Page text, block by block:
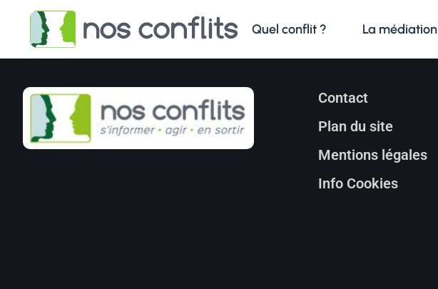
Quel conflit ? La médiation
Contact
Plan du site
Mentions légales
Info Cookies